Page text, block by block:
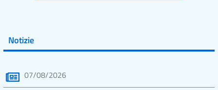
Notizie
07/08/2026